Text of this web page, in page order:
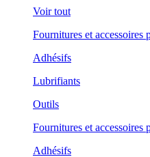
Voir tout
Fournitures et accessoires
Adhésifs
Lubrifiants
Outils
Fournitures et accessoires
Adhésifs